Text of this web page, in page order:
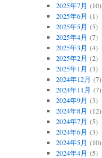
2025年7月 (10)
2025年6月 (1)
2025年5月 (5)
2025年4月 (7)
2025年3月 (4)
2025年2月 (2)
2025年1月 (3)
2024年12月 (7)
2024年11月 (7)
2024年9月 (3)
2024年8月 (12)
2024年7月 (5)
2024年6月 (3)
2024年5月 (10)
2024年4月 (5)